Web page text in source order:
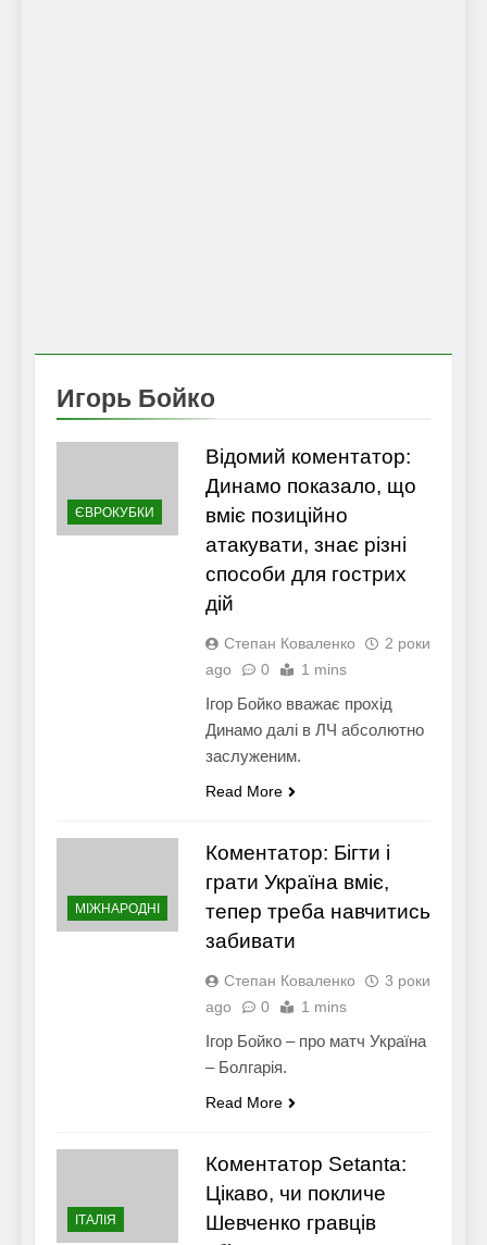
Игорь Бойко
ЄВРОКУБКИ
Відомий коментатор:
Динамо показало, що
вміє позиційно
атакувати, знає різні
способи для гострих
дій
Степан Коваленко
2 роки
ago
0 1 mins
Ігор Бойко вважає прохід
Динамо далі в ЛЧ абсолютно
заслуженим.
Read More
МІЖНАРОДНІ
Коментатор: Бігти і
грати Україна вміє,
тепер треба навчитись
забивати
Степан Коваленко
3 роки
ago
0 1 mins
Ігор Бойко – про матч Україна
– Болгарія.
Read More
ІТАЛІЯ
Коментатор Setanta:
Цікаво, чи покличе
Шевченко гравців